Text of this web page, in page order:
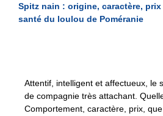
Spitz nain : origine, caractère,
santé du loulou de Poméranie
Attentif, intelligent et affectueux, le
de compagnie très attachant.
Comportement, caractère, prix,